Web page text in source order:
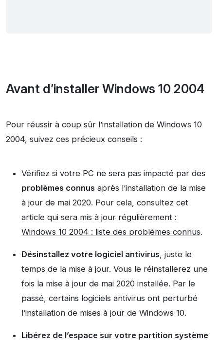
Avant d’installer Windows 10 2004
Pour réussir à coup sûr l’installation de Windows 10
2004, suivez ces précieux conseils :
Vérifiez si votre PC ne sera pas impacté par des
problèmes connus après l’installation de la mise
à jour de mai 2020. Pour cela, consultez cet
article qui sera mis à jour régulièrement :
Windows 10 2004 : liste des problèmes connus.
Désinstallez votre logiciel antivirus , juste le
temps de la mise à jour. Vous le réinstallerez une
fois la mise à jour de mai 2020 installée. Par le
passé, certains logiciels antivirus ont perturbé
l’installation de mises à jour de Windows 10.
Libérez de l’espace sur votre partition système